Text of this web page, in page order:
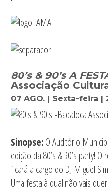
80’s & 90’s A
Associação
07 AGO. | Sexta-feira |
Sinopse: O Auditório
edição da 80’s & 90’s party!
ficará a cargo do DJ Miguel
Uma festa à qual não vais